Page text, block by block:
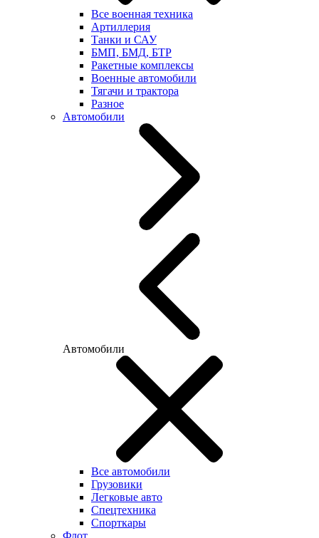
Все военная техника
Артиллерия
Танки и САУ
БМП, БМД, БТР
Ракетные комплексы
Военные автомобили
Тягачи и трактора
Разное
Автомобили
Автомобили
Все автомобили
Грузовики
Легковые авто
Спецтехника
Спорткары
Флот